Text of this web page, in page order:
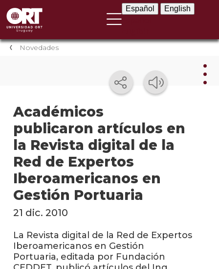
Español English
Novedades
Académicos
publicaron artículos en
la Revista digital de la
Red de Expertos
Iberoamericanos en
Gestión Portuaria
21 dic. 2010
La Revista digital de la Red de Expertos
Iberoamericanos en Gestión
Portuaria, editada por Fundación